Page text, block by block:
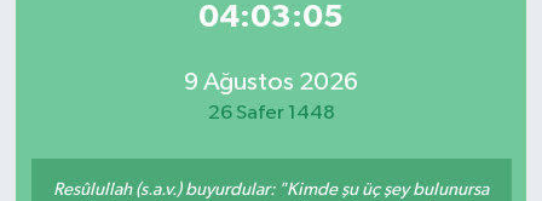
04:03:05
9 Ağustos 2026
26 Safer 1448
Resûlullah (s.a.v.) buyurdular: "Kimde şu üç şey bulunursa
Son Dakika Haberleri